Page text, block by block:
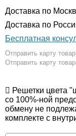
Доставка по
Доставка по
Бесплатная
Отправить карту
Отправить карту
Решетки цвета
со 100%-ной
обмену не
комплекте с